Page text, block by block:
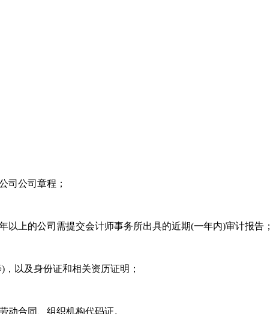
司公司章程；
上的公司需提交会计师事务所出具的近期(一年内)审计报告；
以及身份证和相关资历证明；
动合同、组织机构代码证。